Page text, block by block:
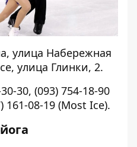
улица Набережная
улица Глинки, 2.
30, (093) 754-18-90
161-08-19 (Most Ice).